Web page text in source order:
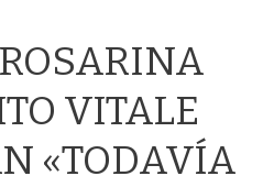
VITALE
«TODAVÍA